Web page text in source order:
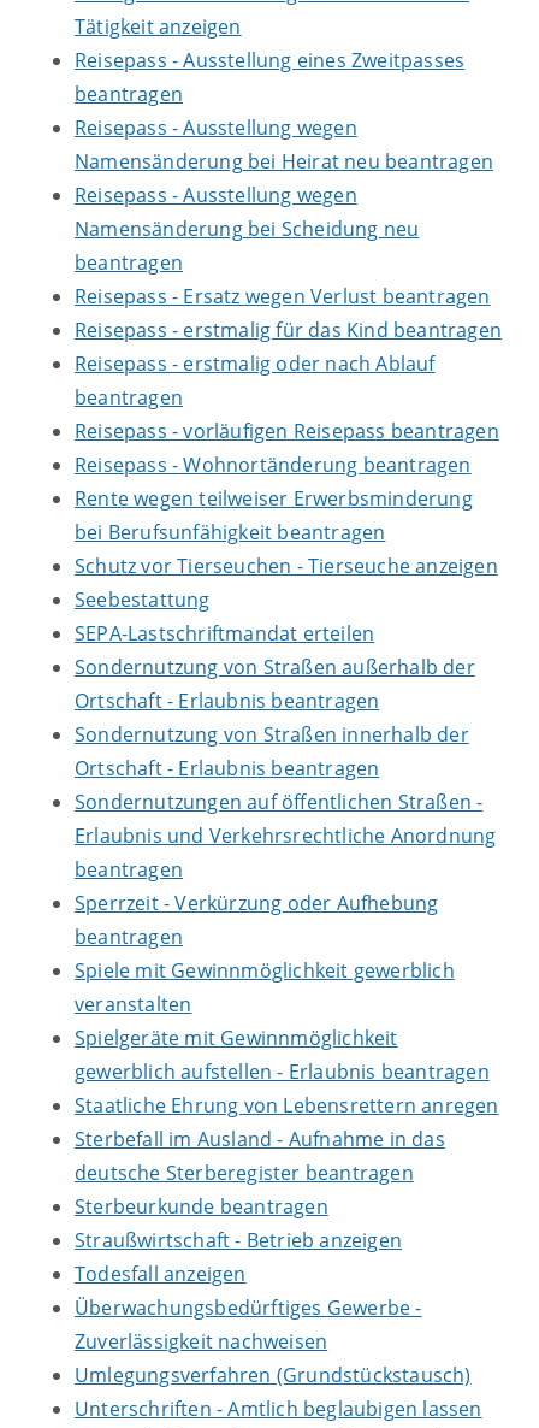
Tätigkeit anzeigen
Reisepass - Ausstellung eines Zweitpasses
beantragen
Reisepass - Ausstellung wegen
Namensänderung bei Heirat neu beantragen
Reisepass - Ausstellung wegen
Namensänderung bei Scheidung neu
beantragen
Reisepass - Ersatz wegen Verlust beantragen
Reisepass - erstmalig für das Kind beantragen
Reisepass - erstmalig oder nach Ablauf
beantragen
Reisepass - vorläufigen Reisepass beantragen
Reisepass - Wohnortänderung beantragen
Rente wegen teilweiser Erwerbsminderung
bei Berufsunfähigkeit beantragen
Schutz vor Tierseuchen - Tierseuche anzeigen
Seebestattung
SEPA-Lastschriftmandat erteilen
Sondernutzung von Straßen außerhalb der
Ortschaft - Erlaubnis beantragen
Sondernutzung von Straßen innerhalb der
Ortschaft - Erlaubnis beantragen
Sondernutzungen auf öffentlichen Straßen -
Erlaubnis und Verkehrsrechtliche Anordnung
beantragen
Sperrzeit - Verkürzung oder Aufhebung
beantragen
Spiele mit Gewinnmöglichkeit gewerblich
veranstalten
Spielgeräte mit Gewinnmöglichkeit
gewerblich aufstellen - Erlaubnis beantragen
Staatliche Ehrung von Lebensrettern anregen
Sterbefall im Ausland - Aufnahme in das
deutsche Sterberegister beantragen
Sterbeurkunde beantragen
Straußwirtschaft - Betrieb anzeigen
Todesfall anzeigen
Überwachungsbedürftiges Gewerbe -
Zuverlässigkeit nachweisen
Umlegungsverfahren (Grundstückstausch)
Unterschriften - Amtlich beglaubigen lassen